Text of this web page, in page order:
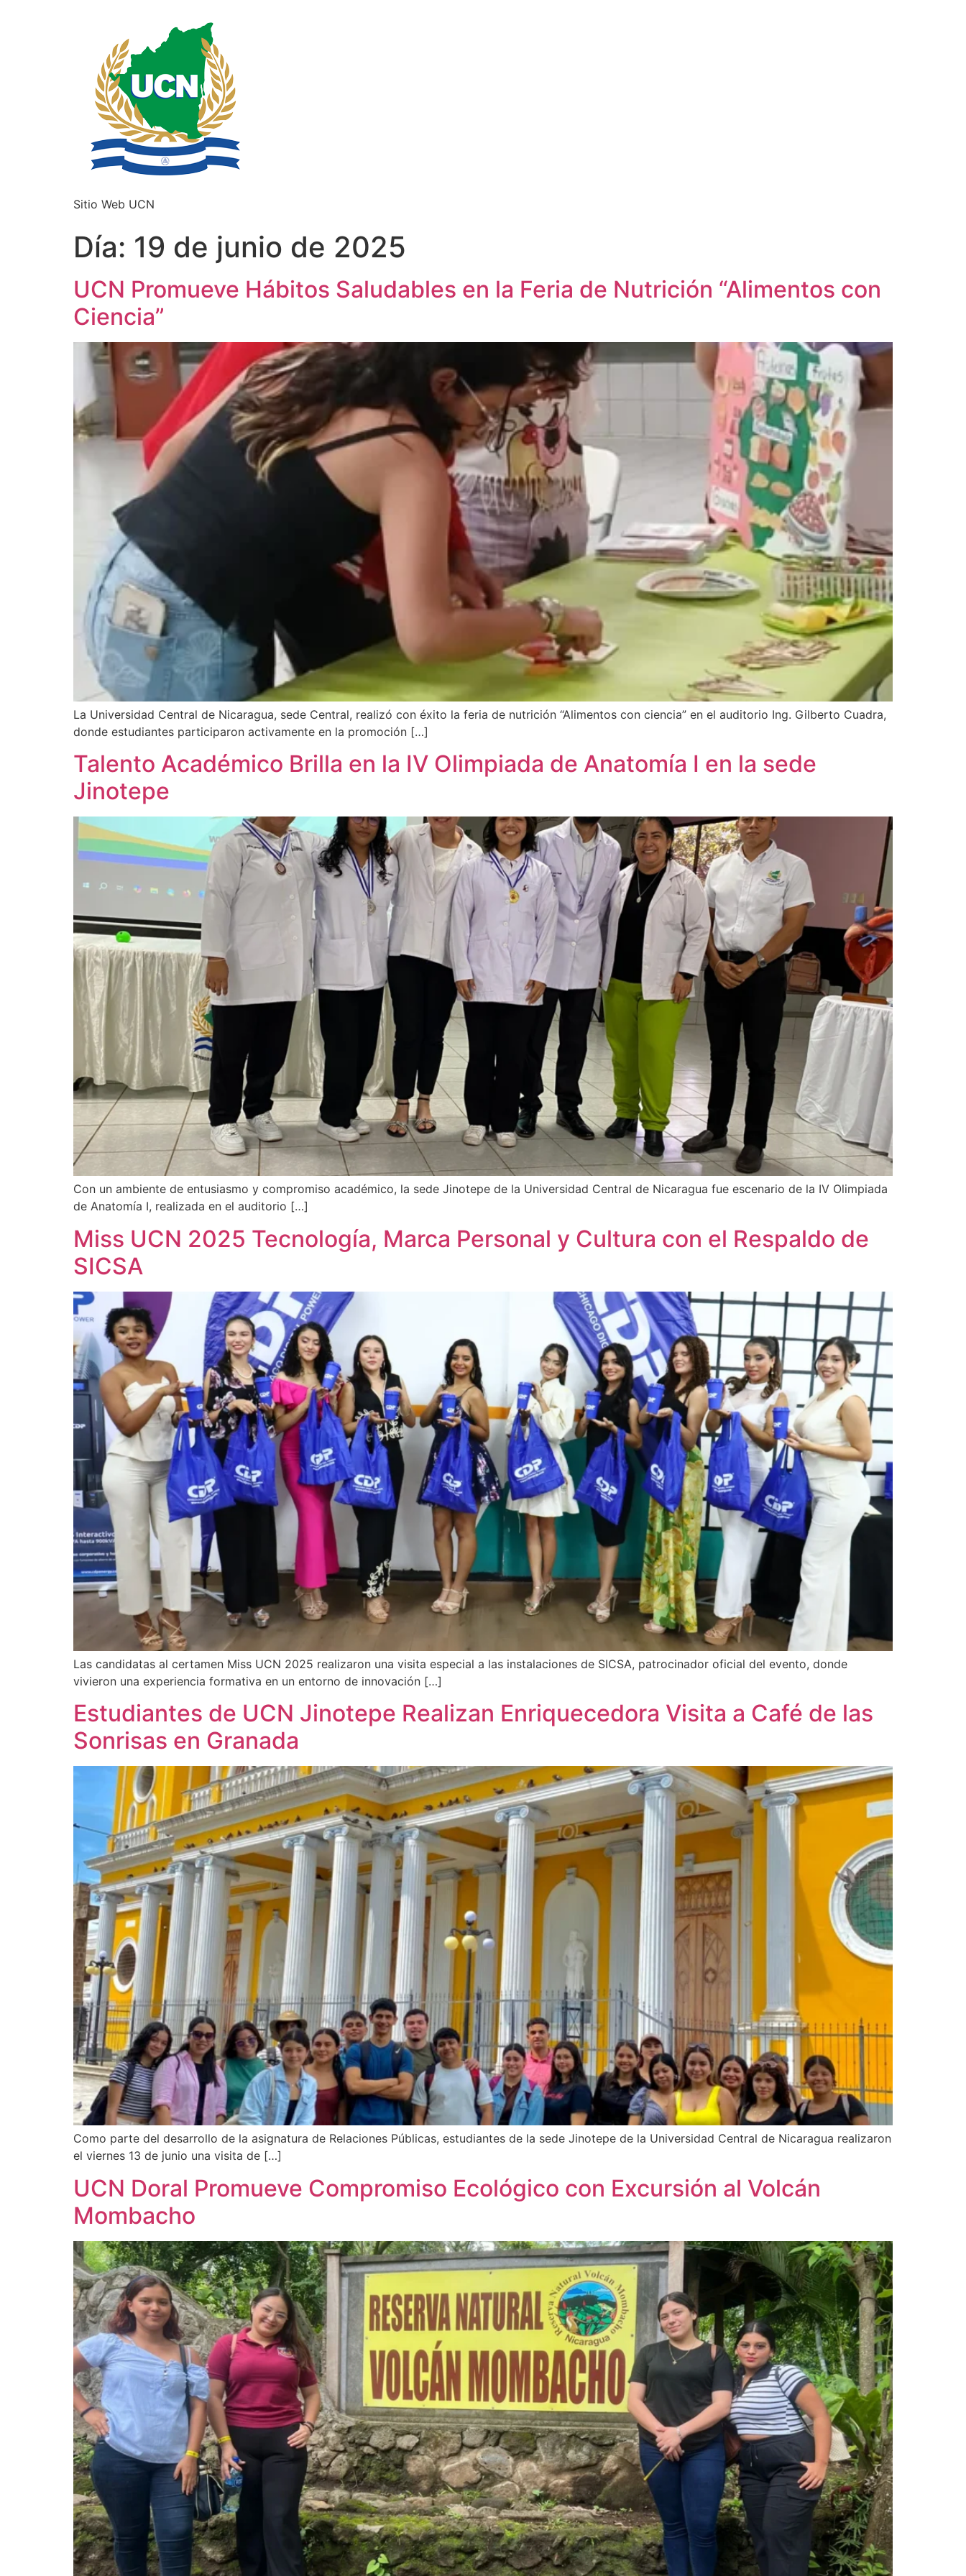
Sitio Web UCN
Día: 19 de junio de 2025
UCN Promueve Hábitos Saludables en la Feria de Nutrición “Alimentos con
Ciencia”
La Universidad Central de Nicaragua, sede Central, realizó con éxito la feria de nutrición “Alimentos con ciencia” en el auditorio Ing. Gilberto Cuadra,
donde estudiantes participaron activamente en la promoción […]
Talento Académico Brilla en la IV Olimpiada de Anatomía I en la sede
Jinotepe
Con un ambiente de entusiasmo y compromiso académico, la sede Jinotepe de la Universidad Central de Nicaragua fue escenario de la IV Olimpiada
de Anatomía I, realizada en el auditorio […]
Miss UCN 2025 Tecnología, Marca Personal y Cultura con el Respaldo de
SICSA
Las candidatas al certamen Miss UCN 2025 realizaron una visita especial a las instalaciones de SICSA, patrocinador oficial del evento, donde
vivieron una experiencia formativa en un entorno de innovación […]
Estudiantes de UCN Jinotepe Realizan Enriquecedora Visita a Café de las
Sonrisas en Granada
Como parte del desarrollo de la asignatura de Relaciones Públicas, estudiantes de la sede Jinotepe de la Universidad Central de Nicaragua realizaron
el viernes 13 de junio una visita de […]
UCN Doral Promueve Compromiso Ecológico con Excursión al Volcán
Mombacho